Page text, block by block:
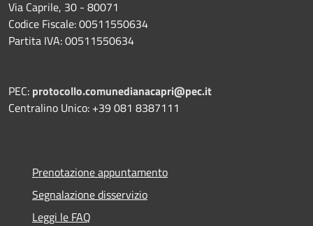
Via Caprile, 30 - 80071
Codice Fiscale: 00511550634
Partita IVA: 00511550634
PEC: protocollo.comunedianacapri@pec.it
Centralino Unico: +39 081 8387111
Prenotazione appuntamento
Segnalazione disservizio
Leggi le FAQ